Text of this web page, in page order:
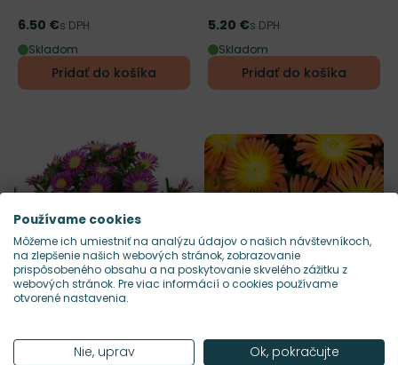
Cena
6.50 €s DPH
Skladom
Pridať do košíka
Cena
5.20 €s DPH
Skladom
Pridať do košíka
Výška rastliny
Výška rastliny
15 cm
Používame cookies
Môžeme ich umiestniť na analýzu údajov o našich návštevníkoch,
na zlepšenie našich webových stránok, zobrazovanie
prispôsobeného obsahu a na poskytovanie skvelého zážitku z
webových stránok. Pre viac informácií o cookies používame
otvorené nastavenia.
Nie, uprav Ok, pokračujte